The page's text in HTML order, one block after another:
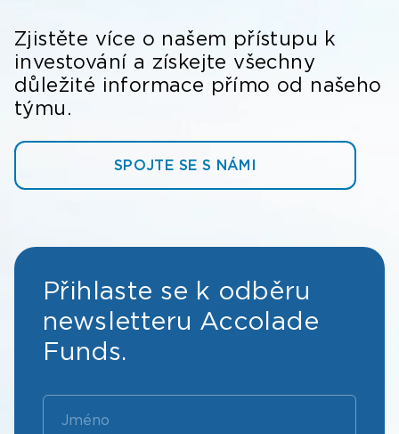
Zjistěte více o našem přístupu k
investování a získejte všechny
důležité informace přímo od našeho
týmu.
SPOJTE SE S NÁMI
Přihlaste se k odběru
newsletteru Accolade
Funds.